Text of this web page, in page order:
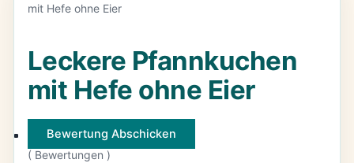
mit Hefe ohne Eier
Leckere Pfannkuchen
mit Hefe ohne Eier
Bewertung Abschicken
( Bewertungen )